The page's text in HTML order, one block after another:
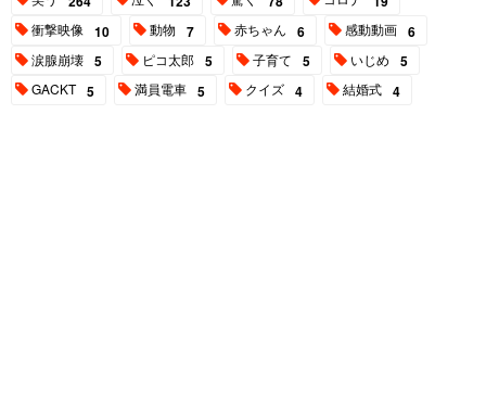
衝撃映像 10 動物 7 赤ちゃん 6 感動動画 6
涙腺崩壊 5 ピコ太郎 5 子育て 5 いじめ 5
GACKT 5 満員電車 5 クイズ 4 結婚式 4